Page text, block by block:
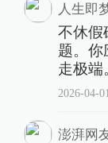
人生即
不休假
题。你
走极端
2026-04-
澎湃网